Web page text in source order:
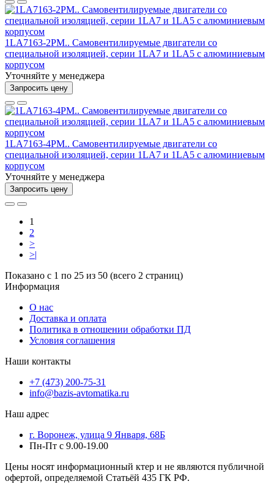
1LA7163-2PM.. Самовентилируемые двигатели со
специальной изоляцией, серии 1LA7 и 1LA5 с алюминиевым
корпусом
Уточняйте у менеджера
Запросить цену
1LA7163-4PM.. Самовентилируемые двигатели со
специальной изоляцией, серии 1LA7 и 1LA5 с алюминиевым
корпусом
Уточняйте у менеджера
Запросить цену
1
2
>
>|
Показано с 1 по 25 из 50 (всего 2 страниц)
Информация
О нас
Доставка и оплата
Политика в отношении обработки ПД
Условия соглашения
Наши контакты
+7 (473) 200-75-31
info@bazis-avtomatika.ru
Наш адрес
г. Воронеж, улица 9 Января, 68Б
Пн-Пт с 9.00-19.00
Цены носят информационный ктер и не являются публичной
офертой, определяемой Статьёй 435 ГК РФ.